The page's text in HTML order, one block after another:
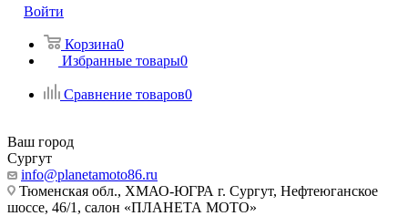
Войти
Корзина0
Избранные товары0
Сравнение товаров0
Ваш город
Сургут
info@planetamoto86.ru
Тюменская обл., ХМАО-ЮГРА г. Сургут, Нефтеюганское
шоссе, 46/1, салон «ПЛАНЕТА МОТО»